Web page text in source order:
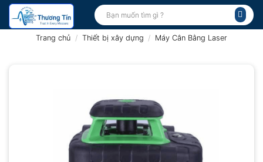
Bỏ
qua
Tìm
kiếm:
Trang chủ / Thiết bị xây dựng / Máy Cân Bằng Laser